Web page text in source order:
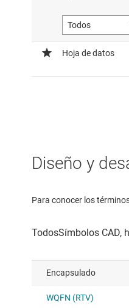
Diseño y
Para conocer los
Encapsulado
WQFN (RTV)